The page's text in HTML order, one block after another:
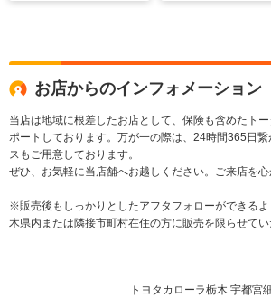
Bluetooth バックモ
ー
リーナビ CD/
スライド
お店からのインフォメーション
当店は地域に根差したお店として、保険も含めたト
ポートしております。万が一の際は、24時間365日
スもご用意しております。
ぜひ、お気軽に当店舗へお越しください。ご来店を
※販売後もしっかりとしたアフタフォローができる
木県内または隣接市町村在住の方に販売を限らせてい
トヨタカローラ栃木 宇都宮